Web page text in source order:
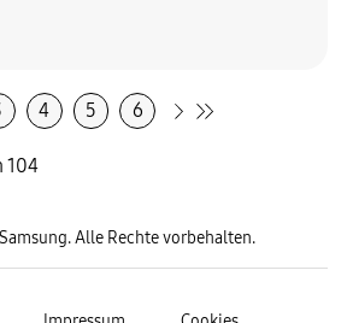
4 5 6
104
Alle Rechte vorbehalten.